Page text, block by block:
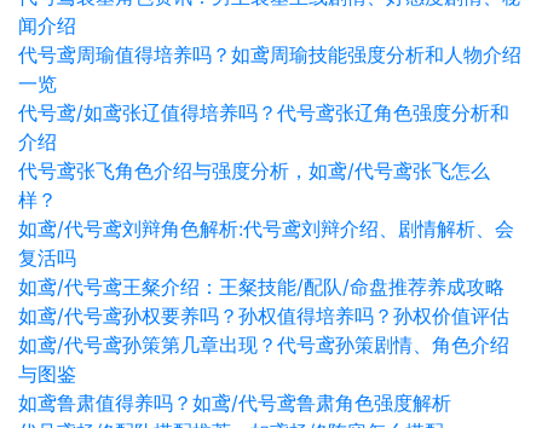
闻介绍
代号鸢周瑜值得培养吗？如鸢周瑜技能强度分析和人物介绍
一览
代号鸢/如鸢张辽值得培养吗？代号鸢张辽角色强度分析和
介绍
代号鸢张飞角色介绍与强度分析，如鸢/代号鸢张飞怎么
样？
如鸢/代号鸢刘辩角色解析:代号鸢刘辩介绍、剧情解析、会
复活吗
如鸢/代号鸢王粲介绍：王粲技能/配队/命盘推荐养成攻略
如鸢/代号鸢孙权要养吗？孙权值得培养吗？孙权价值评估
如鸢/代号鸢孙策第几章出现？代号鸢孙策剧情、角色介绍
与图鉴
如鸢鲁肃值得养吗？如鸢/代号鸢鲁肃角色强度解析